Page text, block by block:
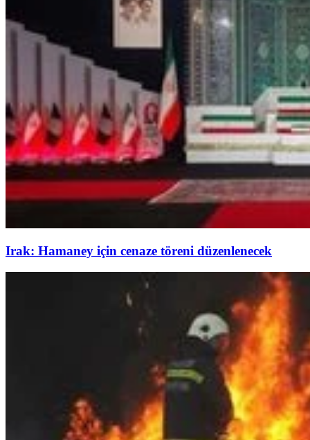
Irak: Hamaney için cenaze töreni düzenlenecek